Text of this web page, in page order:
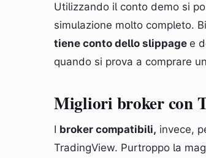
Utilizzando il conto demo si
simulazione molto completo.
tiene conto dello slippage e
quando si prova a comprare
Migliori broker con
I broker compatibili, invece,
TradingView. Purtroppo la